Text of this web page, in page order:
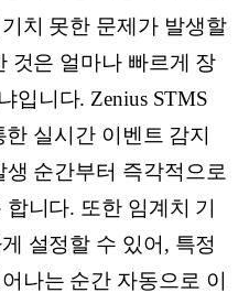
치 못한 문제가 발생할
것은 얼마나 빠르게 장
입니다. Zenius STMS
실시간 이벤트 감지
순간부터 즉각적으로
니다. 또한 임계치 기
설정할 수 있어, 특정
나는 순간 자동으로 이